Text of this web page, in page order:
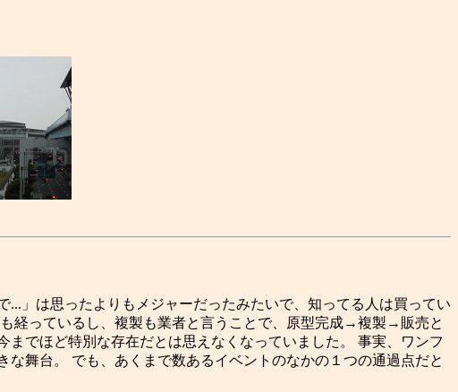
」は思ったよりもメジャーだったみたいで、知ってる人は買ってい
経っているし、複製も業者と言うことで、原型完成→複製→販売と
でほど特別な存在だとは思えなくなっていました。 事実、ワンフ
舞台。 でも、あくまで数あるイベントのなかの１つの通過点だと